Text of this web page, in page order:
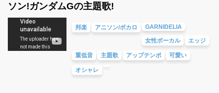
ソン!ガンダムGの主題歌!
邦楽 アニソン/ボカロ
GARNIDELIA
女性ボーカル
エッジ
重低音 主題歌 アップテンポ 可愛い
オシャレ